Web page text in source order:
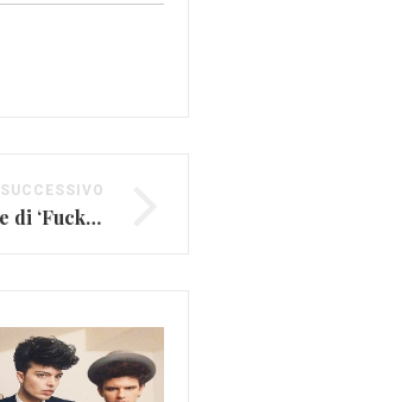
SUCCESSIVO
Che fine ha fatto Eamon, il cantautore di ‘Fuck it’?